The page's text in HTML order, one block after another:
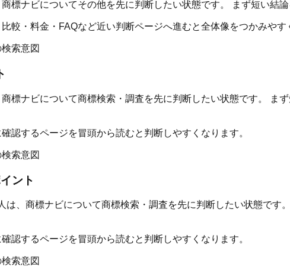
標ナビについてその他を先に判断したい状態です。 まず短い結
較・料金・FAQなど近い判断ページへ進むと全体像をつかみやす
索意図
商標ナビについて商標検索・調査を先に判断したい状態です。
認するページを冒頭から読むと判断しやすくなります。
索意図
ント
は、商標ナビについて商標検索・調査を先に判断したい状態で
認するページを冒頭から読むと判断しやすくなります。
索意図